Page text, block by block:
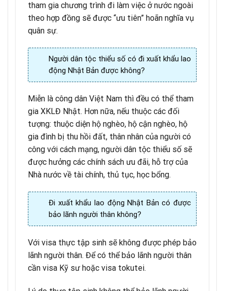
tham gia chương trình đi làm việc ở nước ngoài
theo hợp đồng sẽ được “ưu tiên” hoãn nghĩa vụ
quân sự.
Người dân tộc thiểu số có đi xuất khẩu lao
động Nhật Bản được không?
Miễn là công dân Việt Nam thì đều có thể tham
gia XKLĐ Nhật. Hơn nữa, nếu thuộc các đối
tượng: thuộc diện hộ nghèo, hộ cận nghèo, hộ
gia đình bị thu hồi đất, thân nhân của người có
công với cách mạng, người dân tộc thiểu số sẽ
được hưởng các chính sách ưu đãi, hỗ trợ của
Nhà nước về tài chính, thủ tục, học bổng.
Đi xuất khẩu lao động Nhật Bản có được
bảo lãnh người thân không?
Với visa thực tập sinh sẽ không được phép bảo
lãnh người thân. Để có thể bảo lãnh người thân
cần visa Kỹ sư hoặc visa tokutei.